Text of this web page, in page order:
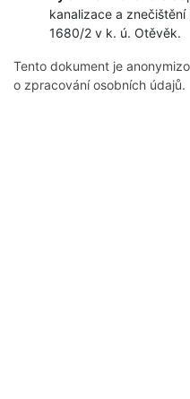
kanalizace a
1680/2 v k. ú. Otěvěk.
Tento dokument je
o zpracování osobních údajů.